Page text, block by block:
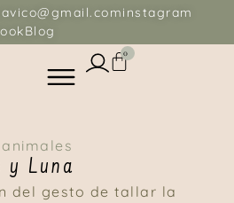
instagram
Blog
0
y Luna
del gesto de tallar la